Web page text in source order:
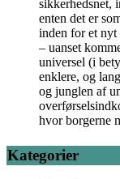
sikkerhedsnet,
enten det er
inden for et nyt
– uanset
universel (i
enklere, og
og junglen af
hvor borgerne
Kategorier